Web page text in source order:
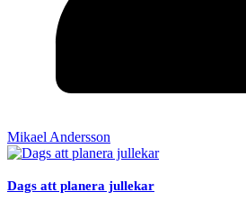
Mikael Andersson
Dags att planera jullekar